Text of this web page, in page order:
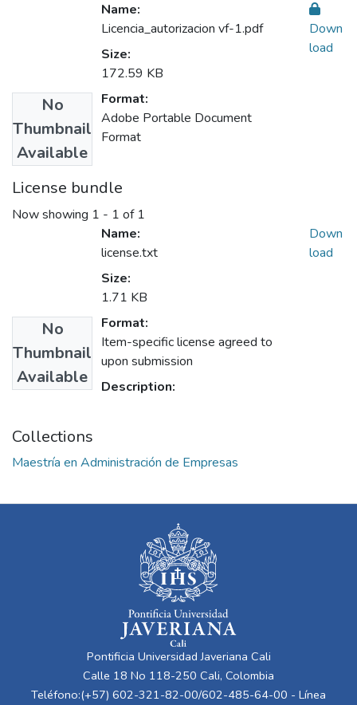
No
Thumbnail
Available
Name:
Licencia_autorizacion vf-1.pdf
Size:
172.59 KB
Format:
Adobe Portable Document
Format
Down
load
License bundle
Now showing 1 - 1 of 1
No
Thumbnail
Available
Name:
license.txt
Size:
1.71 KB
Format:
Item-specific license agreed to
upon submission
Description:
Down
load
Collections
Maestría en Administración de Empresas
Pontificia Universidad Javeriana Cali
Calle 18 No 118-250 Cali, Colombia
Teléfono:(+57) 602-321-82-00/602-485-64-00 - Línea